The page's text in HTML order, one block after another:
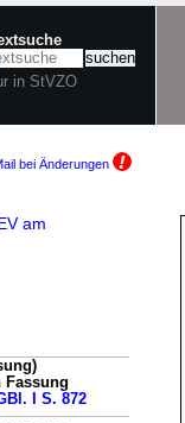
in StVZO
bei Änderungen
am
Fassung
I S. 872